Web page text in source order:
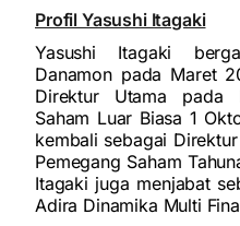
Profil Yasushi Itagaki
Yasushi Itagaki
Danamon pada Maret
Direktur Utama pada
Saham Luar Biasa 1
kembali sebagai
Pemegang Saham
Itagaki juga menjabat
Adira Dinamika Multi